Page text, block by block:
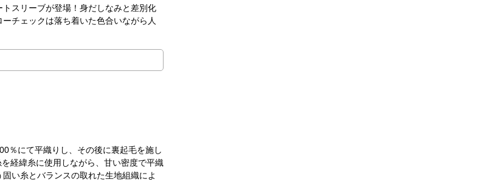
スリーブが登場！身だしなみと差別化
チェックは落ち着いた色合いながら人
％にて平織りし、その後に裏起毛を施し
経緯糸に使用しながら、甘い密度で平織
い糸とバランスの取れた生地組織によ